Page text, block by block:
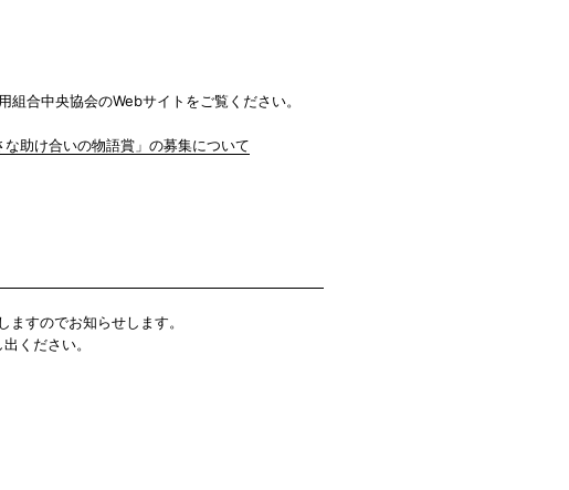
合中央協会のWebサイトをご覧ください。
助け合いの物語賞」の募集について
すのでお知らせします。
ください。